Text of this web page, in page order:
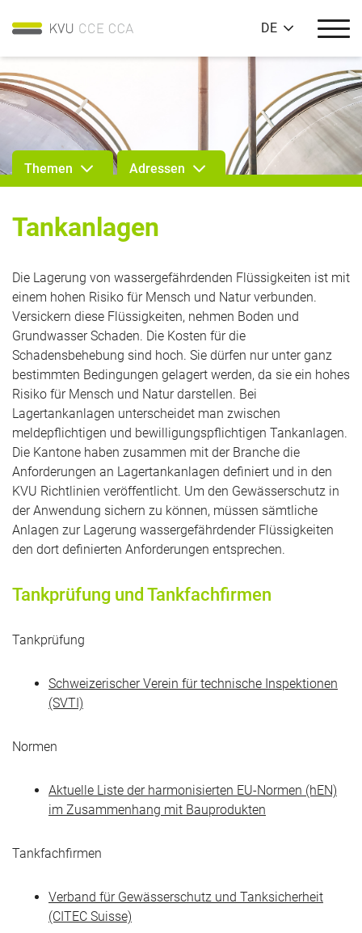
DE
Themen Adressen
Tankanlagen
Die Lagerung von wassergefährdenden Flüssigkeiten ist mit
einem hohen Risiko für Mensch und Natur verbunden.
Versickern diese Flüssigkeiten, nehmen Boden und
Grundwasser Schaden. Die Kosten für die
Schadensbehebung sind hoch. Sie dürfen nur unter ganz
bestimmten Bedingungen gelagert werden, da sie ein hohes
Risiko für Mensch und Natur darstellen. Bei
Lagertankanlagen unterscheidet man zwischen
meldepflichtigen und bewilligungspflichtigen Tankanlagen.
Die Kantone haben zusammen mit der Branche die
Anforderungen an Lagertankanlagen definiert und in den
KVU Richtlinien veröffentlicht. Um den Gewässerschutz in
der Anwendung sichern zu können, müssen sämtliche
Anlagen zur Lagerung wassergefährdender Flüssigkeiten
den dort definierten Anforderungen entsprechen.
Tankprüfung und Tankfachfirmen
Tankprüfung
Schweizerischer Verein für technische Inspektionen
(SVTI)
Normen
Aktuelle Liste der harmonisierten EU-Normen (hEN)
im Zusammenhang mit Bauprodukten
Tankfachfirmen
Verband für Gewässerschutz und Tanksicherheit
(CITEC Suisse)